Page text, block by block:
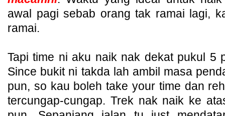
awal pagi sebab orang tak ramai lagi,
ramai.
Tapi time ni aku naik nak dekat pukul 5
Since bukit ni takda lah ambil masa
pun, so kau boleh take your time dan
tercungap-cungap. Trek nak naik ke